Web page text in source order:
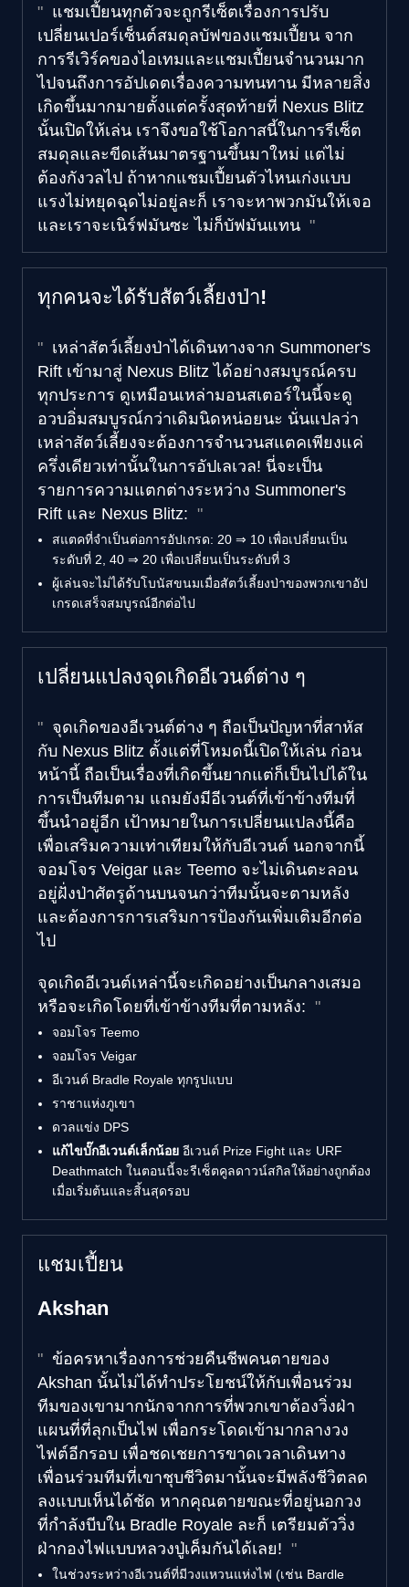
แชมเปี้ยนทุกตัวจะถูกรีเซ็ตเรื่องการปรับ
เปลี่ยนเปอร์เซ็นต์สมดุลบัฟของแชมเปี้ยน จาก
การรีเวิร์คของไอเทมและแชมเปี้ยนจำนวนมาก
ไปจนถึงการอัปเดตเรื่องความทนทาน มีหลายสิ่ง
เกิดขึ้นมากมายตั้งแต่ครั้งสุดท้ายที่ Nexus Blitz
นั้นเปิดให้เล่น เราจึงขอใช้โอกาสนี้ในการรีเซ็ต
สมดุลและขีดเส้นมาตรฐานขึ้นมาใหม่ แต่ไม่
ต้องกังวลไป ถ้าหากแชมเปี้ยนตัวไหนเก่งแบบ
แรงไม่หยุดฉุดไม่อยู่ละก็ เราจะหาพวกมันให้เจอ
และเราจะเนิร์ฟมันซะ ไม่ก็บัฟมันแทน
ทุกคนจะได้รับสัตว์เลี้ยงป่า!
เหล่าสัตว์เลี้ยงป่าได้เดินทางจาก Summoner's
Rift เข้ามาสู่ Nexus Blitz ได้อย่างสมบูรณ์ครบ
ทุกประการ ดูเหมือนเหล่ามอนสเตอร์ในนี้จะดู
อวบอิ่มสมบูรณ์กว่าเดิมนิดหน่อยนะ นั่นแปลว่า
เหล่าสัตว์เลี้ยงจะต้องการจำนวนสแตคเพียงแค่
ครึ่งเดียวเท่านั้นในการอัปเลเวล! นี่จะเป็น
รายการความแตกต่างระหว่าง Summoner's
Rift และ Nexus Blitz:
สแตคที่จำเป็นต่อการอัปเกรด: 20 ⇒ 10 เพื่อเปลี่ยนเป็น
ระดับที่ 2, 40 ⇒ 20 เพื่อเปลี่ยนเป็นระดับที่ 3
ผู้เล่นจะไม่ได้รับโบนัสขนมเมื่อสัตว์เลี้ยงป่าของพวกเขาอัป
เกรดเสร็จสมบูรณ์อีกต่อไป
เปลี่ยนแปลงจุดเกิดอีเวนต์ต่าง ๆ
จุดเกิดของอีเวนต์ต่าง ๆ ถือเป็นปัญหาที่สาหัส
กับ Nexus Blitz ตั้งแต่ที่โหมดนี้เปิดให้เล่น ก่อน
หน้านี้ ถือเป็นเรื่องที่เกิดขึ้นยากแต่ก็เป็นไปได้ใน
การเป็นทีมตาม แถมยังมีอีเวนต์ที่เข้าข้างทีมที่
ขึ้นนำอยู่อีก เป้าหมายในการเปลี่ยนแปลงนี้คือ
เพื่อเสริมความเท่าเทียมให้กับอีเวนต์ นอกจากนี้
จอมโจร Veigar และ Teemo จะไม่เดินตะลอน
อยู่ฝั่งป่าศัตรูด้านบนจนกว่าทีมนั้นจะตามหลัง
และต้องการการเสริมการป้องกันเพิ่มเติมอีกต่อ
ไป
จุดเกิดอีเวนต์เหล่านี้จะเกิดอย่างเป็นกลางเสมอ
หรือจะเกิดโดยที่เข้าข้างทีมที่ตามหลัง:
จอมโจร Teemo
จอมโจร Veigar
อีเวนต์ Bradle Royale ทุกรูปแบบ
ราชาแห่งภูเขา
ดวลแข่ง DPS
แก้ไขบั๊กอีเวนต์เล็กน้อย อีเวนต์ Prize Fight และ URF
Deathmatch ในตอนนี้จะรีเซ็ตคูลดาวน์สกิลให้อย่างถูกต้อง
เมื่อเริ่มต้นและสิ้นสุดรอบ
แชมเปี้ยน
Akshan
ข้อครหาเรื่องการช่วยคืนชีพคนตายของ
Akshan นั้นไม่ได้ทำประโยชน์ให้กับเพื่อนร่วม
ทีมของเขามากนักจากการที่พวกเขาต้องวิ่งฝ่า
แผนที่ที่ลุกเป็นไฟ เพื่อกระโดดเข้ามากลางวง
ไฟต์อีกรอบ เพื่อชดเชยการขาดเวลาเดินทาง
เพื่อนร่วมทีมที่เขาชุบชีวิตมานั้นจะมีพลังชีวิตลด
ลงแบบเห็นได้ชัด หากคุณตายขณะที่อยู่นอกวง
ที่กำลังบีบใน Bradle Royale ละก็ เตรียมตัววิ่ง
ฝ่ากองไฟแบบหลวงปู่เค็มกันได้เลย!
ในช่วงระหว่างอีเวนต์ที่มีวงแหวนแห่งไฟ (เช่น Bardle